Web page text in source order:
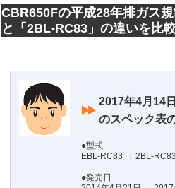
CBR650Fの平成28年排ガス
と「2BL-RC83」の違いを比
2017年4月14
のスペック表
●型式
EBL-RC83 → 2BL-RC83
●発売日